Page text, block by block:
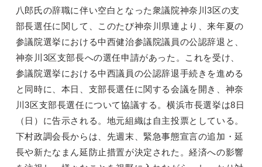
八郎氏の辞職に伴い空白となった衆議院神奈川3区の支
部長選任に関して、このたび神奈川県連より、来年夏の
参議院選挙における中西健治参議院議員の公認辞退と、
神奈川3区支部長への選任申請があった。これを受け、
参議院選挙における中西議員の公認辞退手続きを進める
と同時に、本日、支部長選任に関する会議を開き、神奈
川3区支部長選任について協議する。横浜市長選挙は8日
（日）に告示される。地元組織は自主投票としている。
下村政調会長からは、先週末、緊急事態宣言の追加・延
長や新たなまん延防止措置が決定された。経済への影響